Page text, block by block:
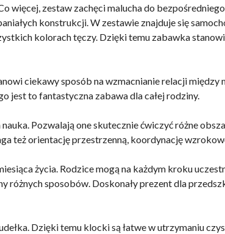
zestaw zachęci malucha do
konstrukcji. W zestawie znajduje się
kolorach tęczy. Dzięki temu zabawka
ciekawy sposób na wzmacnianie relacji między
jest to fantastyczna zabawa dla całej rodziny.
Pozwalają one skutecznie ćwiczyć różne
też orientację przestrzenną, koordynację
życia. Rodzice mogą na każdym kroku
różnych sposobów. Doskonały prezent dla
Dzięki temu klocki są łatwe w utrzymaniu